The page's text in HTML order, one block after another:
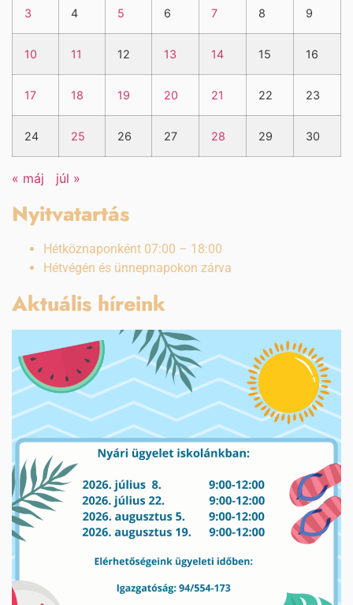
3 4 5 6 7 8 9
10 11 12 13 14 15 16
17 18 19 20 21 22 23
24 25 26 27 28 29 30
« máj júl »
Nyitvatartás
Hétköznaponként 07:00 – 18:00
Hétvégén és ünnepnapokon zárva
Aktuális híreink